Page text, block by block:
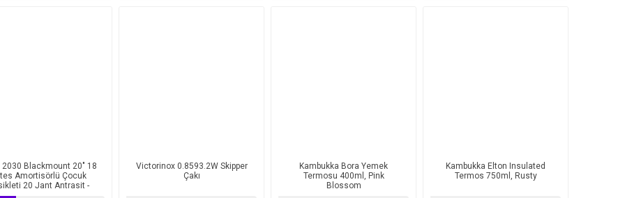
2030 Blackmount 20" 18
Amortisörlü Çocuk
20 Jant Antrasit -
​​Victorinox 0.8593.2W Skipper
Çakı
​Kambukka Bora Yemek
Termosu 400ml, Pink
Blossom
​Kambukka Elton Insulated
Termos 750ml, Rusty